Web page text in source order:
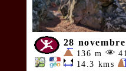
28
136 m
14.3 kms